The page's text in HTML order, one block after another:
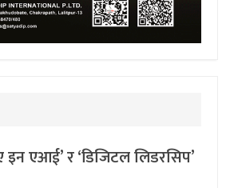
इन एआई’ र ‘डिजिटल लिडरसिप’